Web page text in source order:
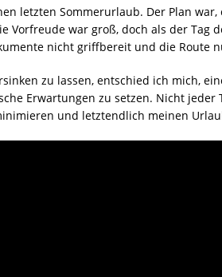
letzten Sommerurlaub. Der Plan
Vorfreude war groß, doch als der
nicht griffbereit und die Route
zu lassen, entschied ich mich,
Erwartungen zu setzen. Nicht
und letztendlich meinen